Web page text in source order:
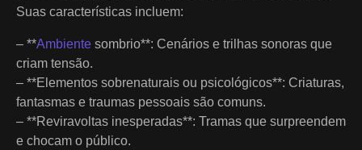
Suas características incluem:
– **Ambiente sombrio**: Cenários e trilhas sonoras que
criam tensão.
– **Elementos sobrenaturais ou psicológicos**: Criaturas,
fantasmas e traumas pessoais são comuns.
– **Reviravoltas inesperadas**: Tramas que surpreendem
e chocam o público.